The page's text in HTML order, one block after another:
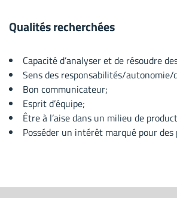
Qualités recherchées
Capacité d’analyser et de résoudre
Sens des responsabilités/
Bon communicateur;
Esprit d’équipe;
Être à l’aise dans un milieu de
Posséder un intérêt marqué pour